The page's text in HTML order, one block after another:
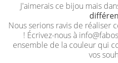
J'aimerais ce bijou mais
Nous serions ravis de réaliser
! Écrivez-nous à
ensemble de la couleur qui
vos